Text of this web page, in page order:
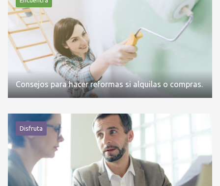
Consejos para hacer reformas si alquilas o compras.
Disfruta